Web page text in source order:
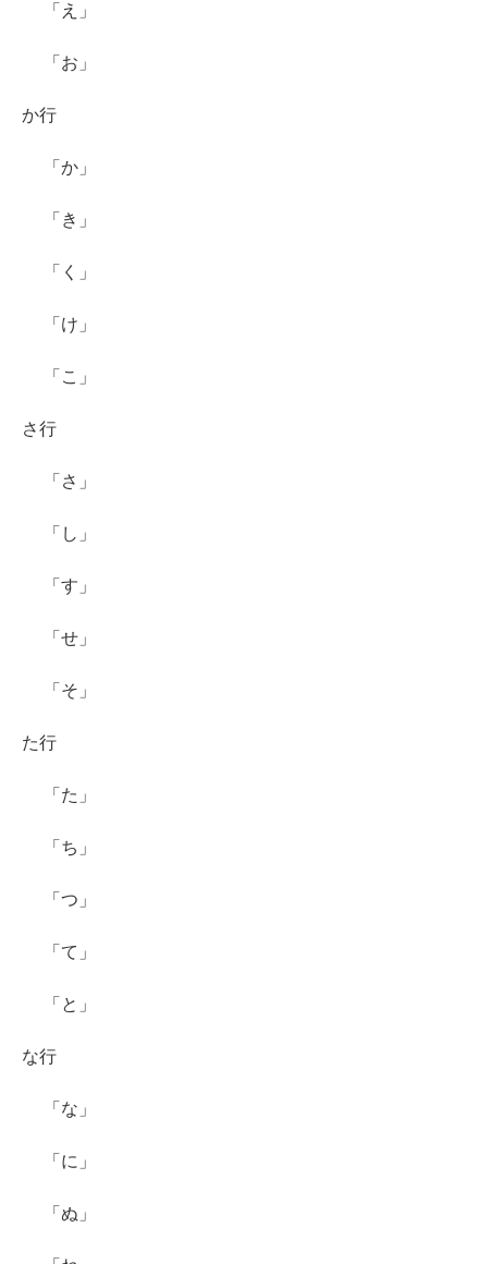
「え」
「お」
か行
「か」
「き」
「く」
「け」
「こ」
さ行
「さ」
「し」
「す」
「せ」
「そ」
た行
「た」
「ち」
「つ」
「て」
「と」
な行
「な」
「に」
「ぬ」